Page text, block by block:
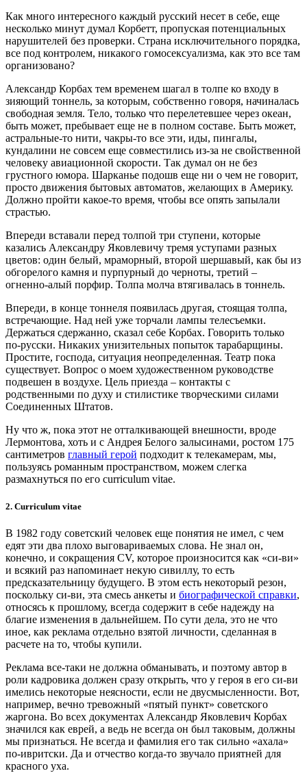
Как много интересного каждый русский несет в себе, еще
несколько минут думал Корбетт, пропуская потенциальных
нарушителей без проверки. Страна исключительного порядка,
все под контролем, никакого гомосексуализма, как это все там
организовано?
Александр Корбах тем временем шагал в толпе ко входу в
зияющий тоннель, за которым, собственно говоря, начиналась
свободная земля. Тело, только что перелетевшее через океан,
быть может, пребывает еще не в полном составе. Быть может,
астральные-то нити, чакры-то все эти, иды, пингалы,
кундалини не совсем еще совместились из-за не свойственной
человеку авиационной скорости. Так думал он не без
грустного юмора. Шарканье подошв еще ни о чем не говорит,
просто движения бытовых автоматов, желающих в Америку.
Должно пройти какое-то время, чтобы все опять запылали
страстью.
Впереди вставали перед толпой три ступени, которые
казались Александру Яковлевичу тремя уступами разных
цветов: один белый, мраморный, второй шершавый, как бы из
обгорелого камня и пурпурный до черноты, третий –
огненно-алый порфир. Толпа молча втягивалась в тоннель.
Впереди, в конце тоннеля появилась другая, стоящая толпа,
встречающие. Над ней уже торчали лампы телесъемки.
Держаться сдержанно, сказал себе Корбах. Говорить только
по-русски. Никаких унизительных попыток тарабарщины.
Простите, господа, ситуация неопределенная. Театр пока
существует. Вопрос о моем художественном руководстве
подвешен в воздухе. Цель приезда – контакты с
родственными по духу и стилистике творческими силами
Соединенных Штатов.
Ну что ж, пока этот не отталкивающей внешности, вроде
Лермонтова, хоть и с Андрея Белого залысинами, ростом 175
сантиметров главный герой подходит к телекамерам, мы,
пользуясь романным пространством, можем слегка
размахнуться по его curriculum vitae.
2. Curriculum vitae
В 1982 году советский человек еще понятия не имел, с чем
едят эти два плохо выговариваемых слова. Не знал он,
конечно, и сокращения CV, которое произносится как «си-ви»
и всякий раз напоминает некую сивиллу, то есть
предсказательницу будущего. В этом есть некоторый резон,
поскольку си-ви, эта смесь анкеты и биографической справки,
относясь к прошлому, всегда содержит в себе надежду на
благие изменения в дальнейшем. По сути дела, это не что
иное, как реклама отдельно взятой личности, сделанная в
расчете на то, чтобы купили.
Реклама все-таки не должна обманывать, и поэтому автор в
роли кадровика должен сразу открыть, что у героя в его си-ви
имелись некоторые неясности, если не двусмысленности. Вот,
например, вечно тревожный «пятый пункт» советского
жаргона. Во всех документах Александр Яковлевич Корбах
значился как еврей, а ведь не всегда он был таковым, должны
мы признаться. Не всегда и фамилия его так сильно «ахала»
по-ивритски. Да и отчество когда-то звучало приятней для
красного уха.